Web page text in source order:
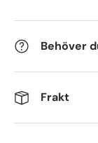
Behöver
Frakt